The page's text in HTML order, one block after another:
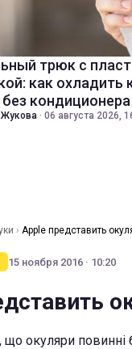
трюк с
как охладить
кондиционера
· 06 августа 2026,
› Apple представить
15 ноября 2016 · 10:20
що окуляри